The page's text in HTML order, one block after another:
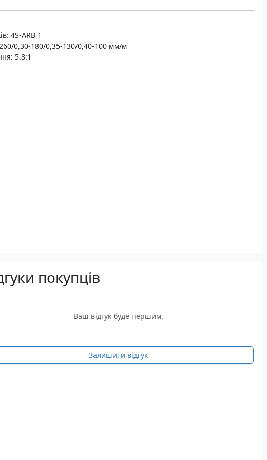
4S-ARB 1
0,30-180/0,35-130/0,40-100 мм/м
5.8:1
покупців
Ваш відгук буде першим.
Залишити відгук